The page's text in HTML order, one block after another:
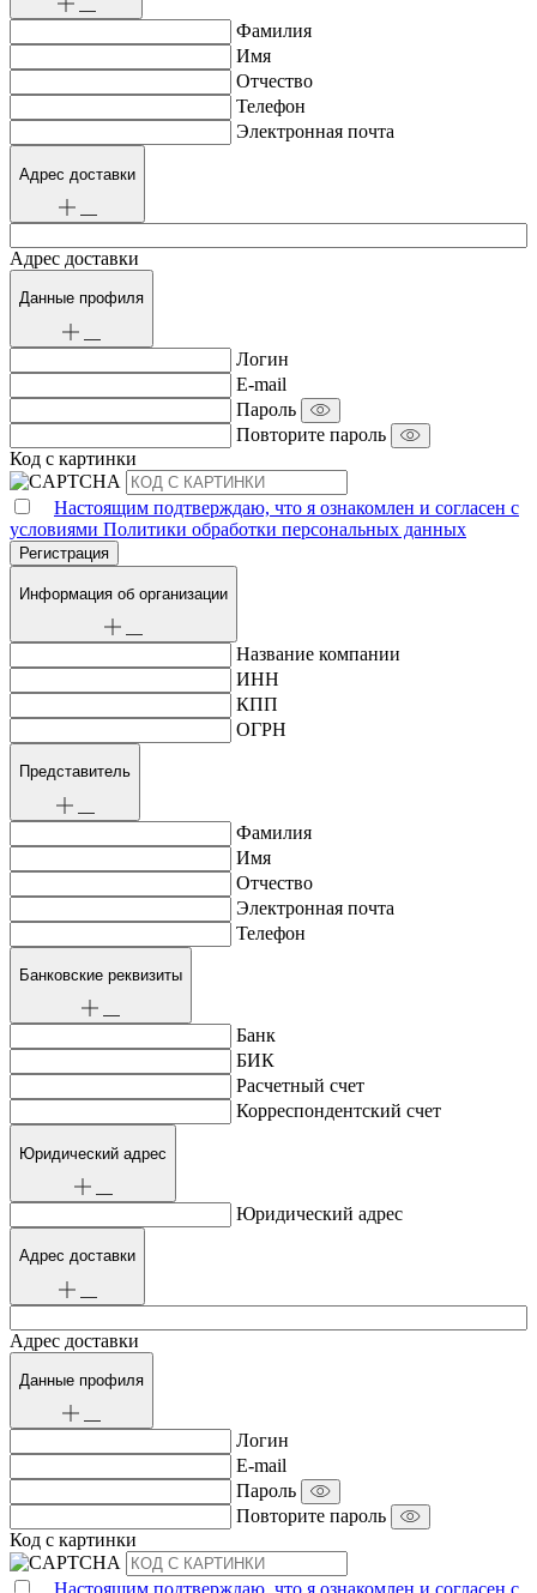
Фамилия
Имя
Отчество
Телефон
Электронная почта
Адрес доставки
Адрес доставки
Данные профиля
Логин
E-mail
Пароль
Повторите пароль
Код с картинки
Настоящим подтверждаю, что я ознакомлен и согласен с
условиями Политики обработки персональных данных
Информация об организации
Название компании
ИНН
КПП
ОГРН
Представитель
Фамилия
Имя
Отчество
Электронная почта
Телефон
Банковские реквизиты
Банк
БИК
Расчетный счет
Корреспондентский счет
Юридический адрес
Юридический адрес
Адрес доставки
Адрес доставки
Данные профиля
Логин
E-mail
Пароль
Повторите пароль
Код с картинки